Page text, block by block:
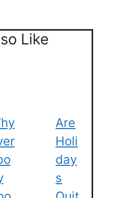
Like
Are
Holi
Day
S